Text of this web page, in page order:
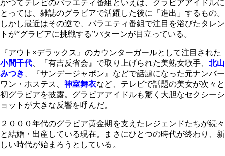
かつてテレビのバラエティ番組といえば、グラビアアイドルに
とっては、雑誌のグラビアで活躍した後に「進出」するもの。
しかし最近はその逆で、バラエティ番組で注目を浴びたタレン
トが“グラビアに挑戦する”パターンが目立っている。
『アウト×デラックス』のカウンターガールとして注目された
小間千代 、『有吉反省会』で取り上げられた美熟女歌手、 北山
みつき
、『サンデージャポン』などで話題になった元ナンバー
ワン・ホステス、神室舞衣など、テレビで話題の美女が次々と
初グラビアを披露。グラビアアイドルも驚く大胆なセクシーシ
ョットが大きな反響を呼んだ。
２０００年代のグラビア黄金期を支えたレジェンドたちが続々
と結婚・出産している現在。まさにひとつの時代が終わり、新
しい時代が始まろうとしている。